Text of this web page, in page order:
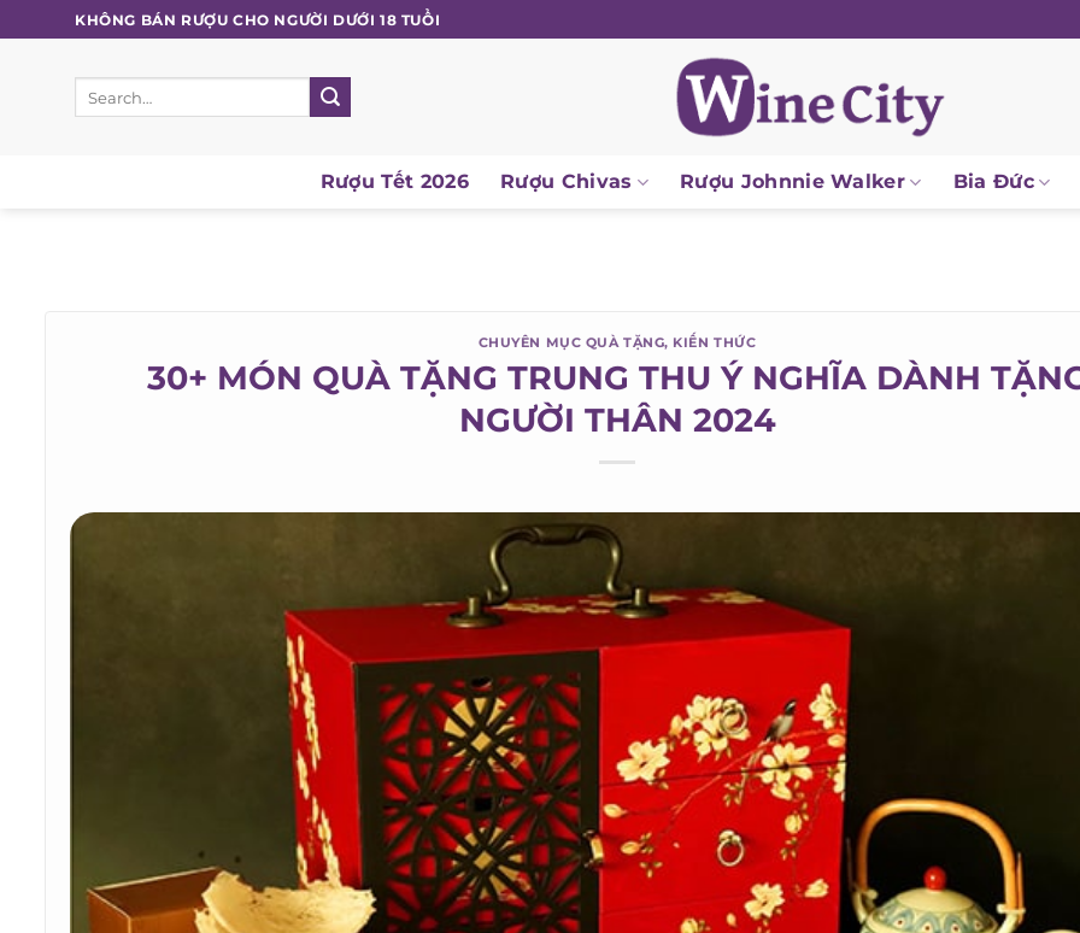
to
content
KHÔNG BÁN RƯỢU CHO NGƯỜI DƯỚI 18 TUỔI
Rượu Tết 2026 Rượu Chivas Rượu Johnnie Walker Bia Đức
CHUYÊN MỤC QUÀ TẶNG,KIẾN THỨC
30+ MÓN QUÀ TẶNG TRUNG THU Ý NGHĨA DÀNH TẶNG
NGƯỜI THÂN 2024